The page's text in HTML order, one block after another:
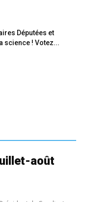
Députées et
science ! Votez...
août